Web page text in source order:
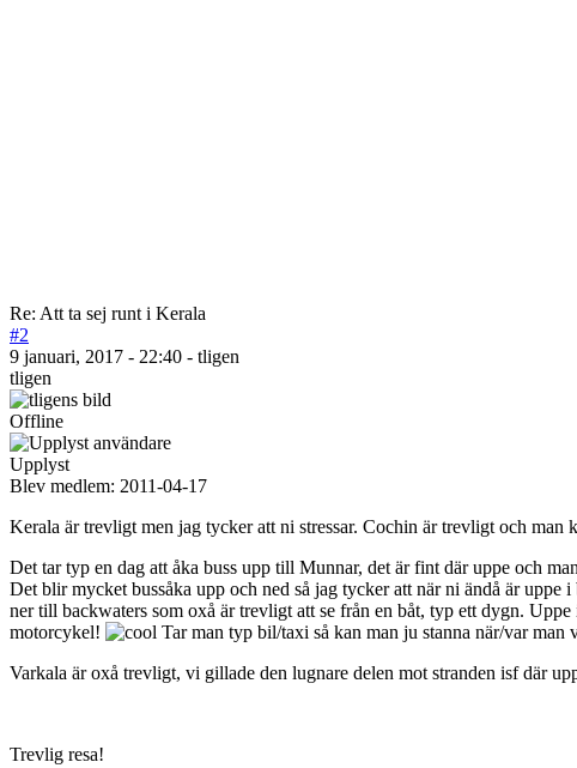
Re: Att ta sej runt i Kerala
#2
9 januari, 2017 - 22:40 - tligen
tligen
Offline
Upplyst
Blev medlem: 2011-04-17
Kerala är trevligt men jag tycker att ni stressar. Cochin är trevligt och man
Det tar typ en dag att åka buss upp till Munnar, det är fint där uppe och
Det blir mycket bussåka upp och ned så jag tycker att när ni ändå är
ner till backwaters som oxå är trevligt att se från en båt, typ ett dygn.
motorcykel!
Tar man typ bil/taxi så kan man ju stanna när/var
Varkala är oxå trevligt, vi gillade den lugnare delen mot stranden isf där
Trevlig resa!